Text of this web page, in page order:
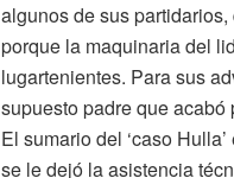
algunos de sus
porque la maquinaria del
lugartenientes. Para sus
supuesto padre que
El sumario del ‘caso
se le dejó la asistencia